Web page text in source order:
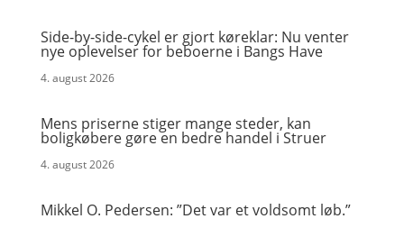
Side-by-side-cykel er gjort køreklar: Nu venter
nye oplevelser for beboerne i Bangs Have
4. august 2026
Mens priserne stiger mange steder, kan
boligkøbere gøre en bedre handel i Struer
4. august 2026
Mikkel O. Pedersen: ”Det var et voldsomt løb.”